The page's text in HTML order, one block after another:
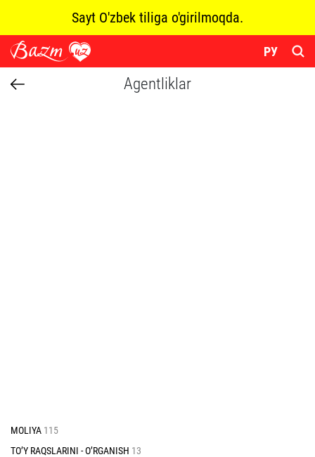
Sayt O'zbek tiliga o'girilmoqda.
РУ
Agentliklar
MOLIYA 115
TO’Y RAQSLARINI - O’RGANISH 13